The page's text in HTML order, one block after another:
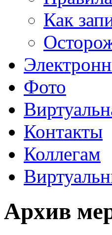
Как
Фото
Контакты
Коллегам
Архив